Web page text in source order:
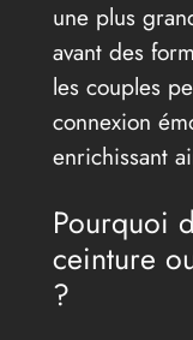
une plus
avant des
les couples
connexion
enrichissant
Pourquoi
ceinture
?